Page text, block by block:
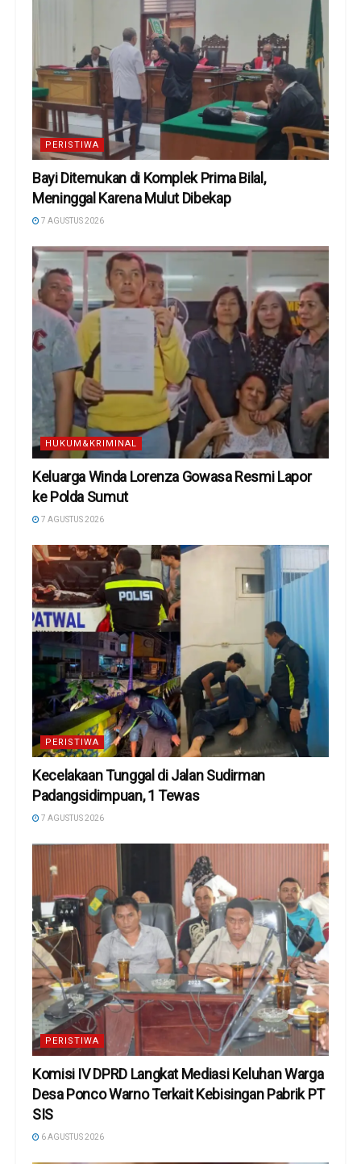
PERISTIWA
Bayi Ditemukan di Komplek Prima Bilal,
Meninggal Karena Mulut Dibekap
7 AGUSTUS 2026
HUKUM&KRIMINAL
Keluarga Winda Lorenza Gowasa Resmi Lapor
ke Polda Sumut
7 AGUSTUS 2026
PERISTIWA
Kecelakaan Tunggal di Jalan Sudirman
Padangsidimpuan, 1 Tewas
7 AGUSTUS 2026
PERISTIWA
Komisi IV DPRD Langkat Mediasi Keluhan Warga
Desa Ponco Warno Terkait Kebisingan Pabrik PT
SIS
6 AGUSTUS 2026